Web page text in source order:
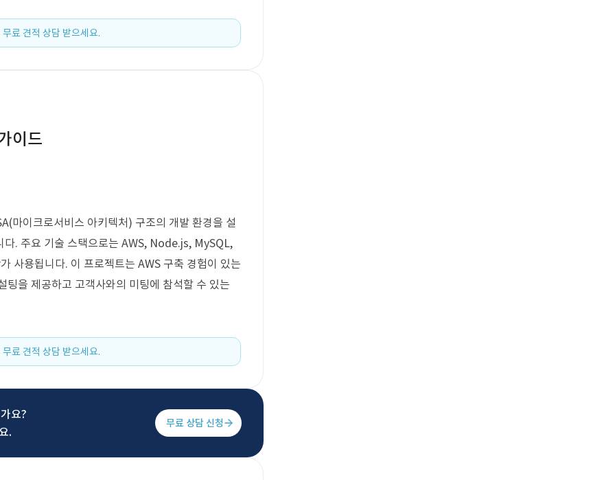
료 견적 상담 받으세요.
이드
마이크로서비스 아키텍처) 구조의 개발 환경을 설
. 주요 기술 스택으로는 AWS, Node.js, MySQL,
용됩니다. 이 프로젝트는 AWS 구축 경험이 있는
팅을 제공하고 고객사와의 미팅에 참석할 수 있는
료 견적 상담 받으세요.
요?
.
무료 상담 신청